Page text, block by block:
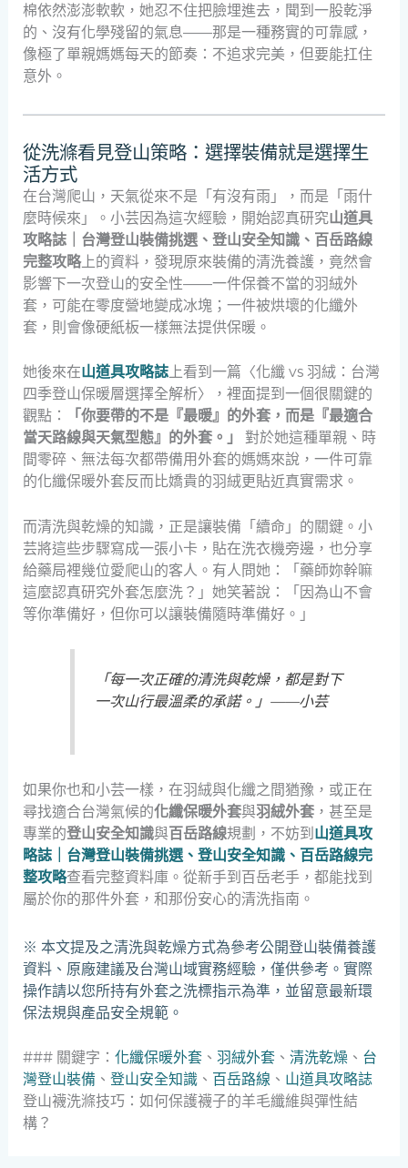
棉依然澎澎軟軟，她忍不住把臉埋進去，聞到一股乾淨
的、沒有化學殘留的氣息——那是一種務實的可靠感，
像極了單親媽媽每天的節奏：不追求完美，但要能扛住
意外。
從洗滌看見登山策略：選擇裝備就是選擇生
活方式
在台灣爬山，天氣從來不是「有沒有雨」，而是「雨什
麼時候來」。小芸因為這次經驗，開始認真研究山道具
攻略誌｜台灣登山裝備挑選、登山安全知識、百岳路線
完整攻略上的資料，發現原來裝備的清洗養護，竟然會
影響下一次登山的安全性——一件保養不當的羽絨外
套，可能在零度營地變成冰塊；一件被烘壞的化纖外
套，則會像硬紙板一樣無法提供保暖。
她後來在山道具攻略誌上看到一篇〈化纖 vs 羽絨：台灣
四季登山保暖層選擇全解析〉，裡面提到一個很關鍵的
觀點：
「你要帶的不是『最暖』的外套，而是『最適合
當天路線與天氣型態』的外套。」
對於她這種單親、時
間零碎、無法每次都帶備用外套的媽媽來說，一件可靠
的化纖保暖外套反而比嬌貴的羽絨更貼近真實需求。
而清洗與乾燥的知識，正是讓裝備「續命」的關鍵。小
芸將這些步驟寫成一張小卡，貼在洗衣機旁邊，也分享
給藥局裡幾位愛爬山的客人。有人問她：「藥師妳幹嘛
這麼認真研究外套怎麼洗？」她笑著說：「因為山不會
等你準備好，但你可以讓裝備隨時準備好。」
「每一次正確的清洗與乾燥，都是對下
一次山行最溫柔的承諾。」——小芸
如果你也和小芸一樣，在羽絨與化纖之間猶豫，或正在
尋找適合台灣氣候的化纖保暖外套與羽絨外套，甚至是
專業的登山安全知識與百岳路線規劃，不妨到 山道具攻
略誌｜台灣登山裝備挑選、登山安全知識、百岳路線完
整攻略查看完整資料庫。從新手到百岳老手，都能找到
屬於你的那件外套，和那份安心的清洗指南。
※ 本文提及之清洗與乾燥方式為參考公開登山裝備養護
資料、原廠建議及台灣山域實務經驗，僅供參考。實際
操作請以您所持有外套之洗標指示為準，並留意最新環
保法規與產品安全規範。
### 關鍵字： 化纖保暖外套、 羽絨外套、 清洗乾燥、 台
灣登山裝備、 登山安全知識、 百岳路線 、 山道具攻略誌
登山襪洗滌技巧：如何保護襪子的羊毛纖維與彈性結
構？